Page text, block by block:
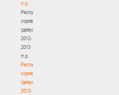
гг.р.
Республиканские
соревнования
(девушки)
2012-
2013
гг.р.
Республиканские
соревнования
(девушки)
2013-